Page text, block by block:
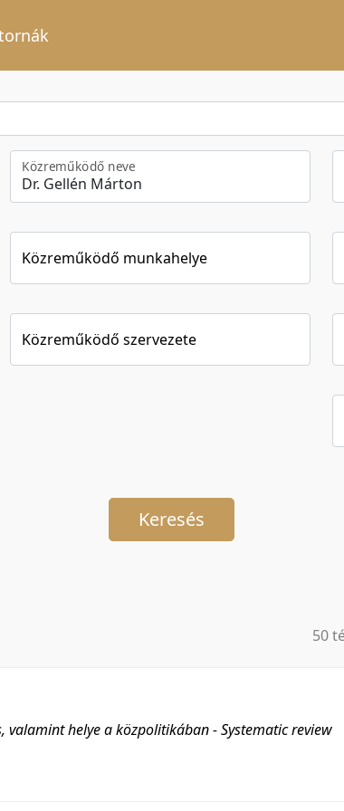
Közreműködő neve
Közreműködő munkahelye
Közreműködő szervezete
Keresés
50
20
valamint helye a közpolitikában - Systematic review